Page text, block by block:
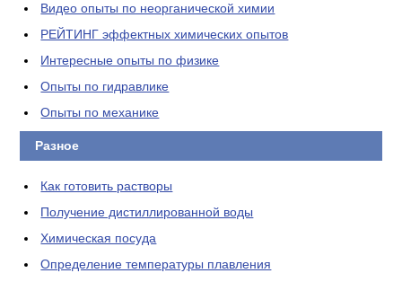
Видео опыты по неорганической химии
РЕЙТИНГ эффектных химических опытов
Интересные опыты по физике
Опыты по гидравлике
Опыты по механике
Разное
Как готовить растворы
Получение дистиллированной воды
Химическая посуда
Определение температуры плавления